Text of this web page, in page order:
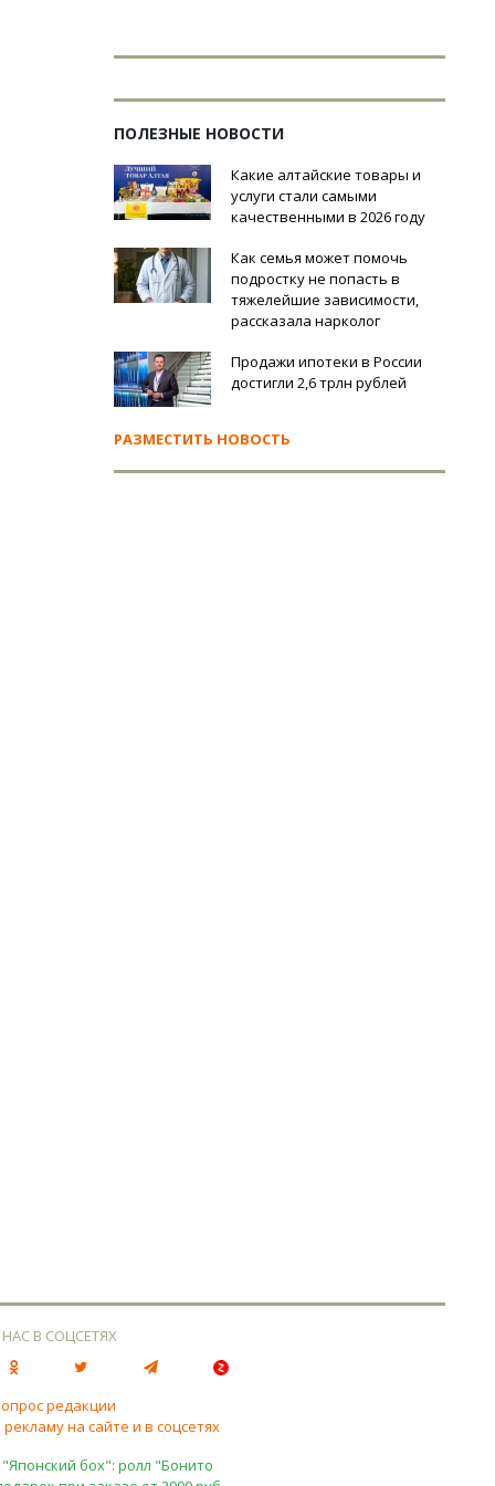
ПОЛЕЗНЫЕ НОВОСТИ
Какие алтайские товары и
услуги стали самыми
качественными в 2026 году
Как семья может помочь
подростку не попасть в
тяжелейшие зависимости,
рассказала нарколог
Продажи ипотеки в России
достигли 2,6 трлн рублей
РАЗМЕСТИТЬ НОВОСТЬ
В СОЦСЕТЯХ
редакции
на сайте и в соцсетях
бох": ролл "Бонито